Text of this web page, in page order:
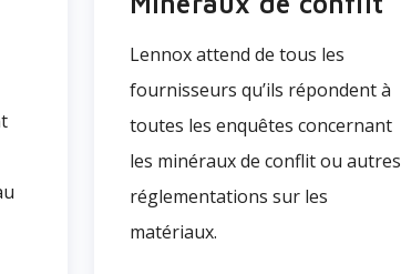
Lennox attend de tous les
fournisseurs qu’ils répondent à
toutes les enquêtes concernant
les minéraux de conflit ou autres
réglementations sur les
matériaux.